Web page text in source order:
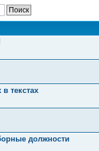
текстах
должности